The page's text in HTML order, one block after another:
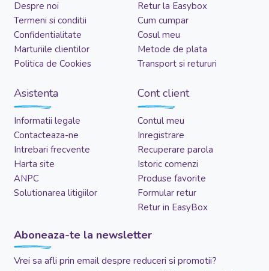
Despre noi
Termeni si conditii
Confidentialitate
Marturiile clientilor
Politica de Cookies
Retur la Easybox
Cum cumpar
Cosul meu
Metode de plata
Transport si retururi
Asistenta
Informatii legale
Contacteaza-ne
Intrebari frecvente
Harta site
ANPC
Solutionarea litigiilor
Cont client
Contul meu
Inregistrare
Recuperare parola
Istoric comenzi
Produse favorite
Formular retur
Retur in EasyBox
Aboneaza-te la newsletter
Vrei sa afli prin email despre reduceri si promotii?